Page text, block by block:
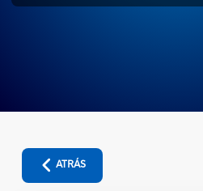
ATRÁS